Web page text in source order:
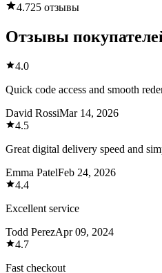
4.725 отзывы
Отзывы
4.0
Quick code access and smooth
David RossiMar 14, 2026
4.5
Great digital delivery speed and
Emma PatelFeb 24, 2026
4.4
Excellent service
Todd PerezApr 09, 2024
4.7
Fast checkout